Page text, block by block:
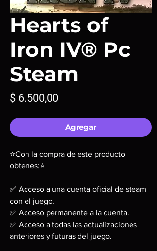
Hearts of
Iron IV® Pc
Steam
$ 6.500,00Precio
Agregar
⭐Con la compra de este producto
obtenes:⭐
✅ Acceso a una cuenta oficial de steam
con el juego.
✅ Acceso permanente a la cuenta.
✅ Acceso a todas las actualizaciones
anteriores y futuras del juego.